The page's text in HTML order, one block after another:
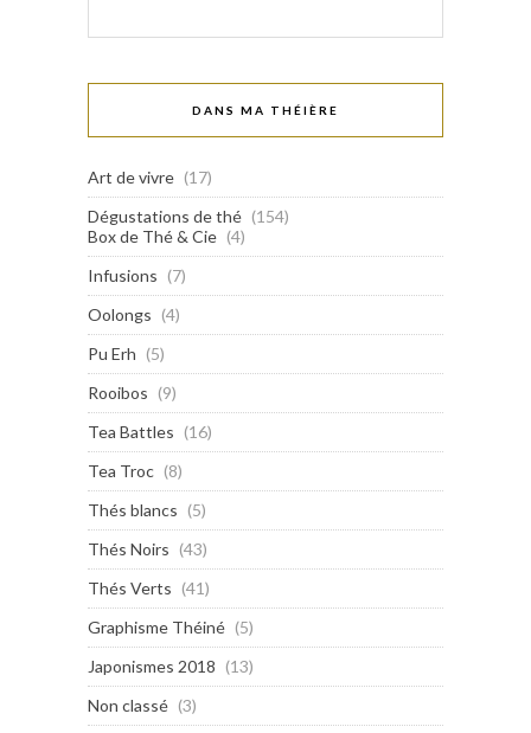
DANS MA THÉIÈRE
Art de vivre (17)
Dégustations de thé (154)
Box de Thé & Cie (4)
Infusions (7)
Oolongs (4)
Pu Erh (5)
Rooibos (9)
Tea Battles (16)
Tea Troc (8)
Thés blancs (5)
Thés Noirs (43)
Thés Verts (41)
Graphisme Théiné (5)
Japonismes 2018 (13)
Non classé (3)